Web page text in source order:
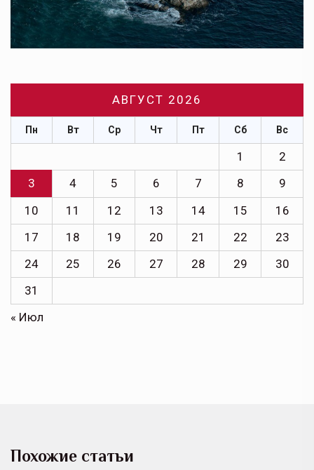
АВГУСТ 2026
Пн Вт Ср Чт Пт Сб Вс
1
2
3
4 5 6 7 8
9
10
11 12 13 14 15
16
17
18 19 20 21 22
23
24
25 26 27 28 29
30
31
« Июл
Похожие статьи